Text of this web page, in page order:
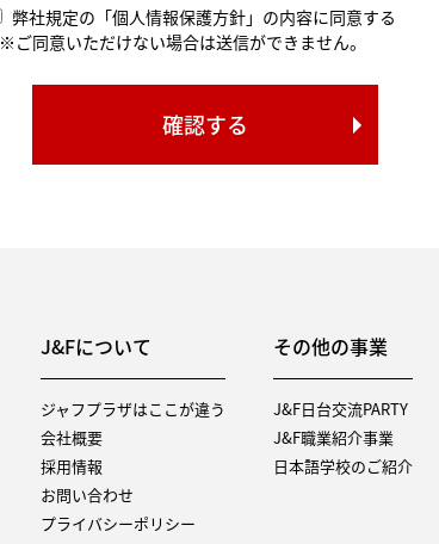
弊社規定の「個人情報保護方針」の内容に同意する
※ご同意いただけない場合は送信ができません。
J&Fについて
ジャフプラザはここが違う
会社概要
採用情報
お問い合わせ
プライバシーポリシー
その他の事業
J&F日台交流PARTY
J&F職業紹介事業
日本語学校のご紹介